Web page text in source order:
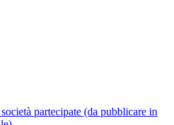
partecipate (da pubblicare in